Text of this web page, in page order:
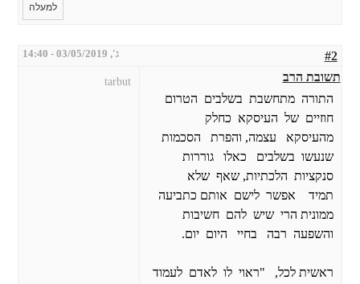
למעלה
ג', 03/05/2019 - 14:40 #2
tarbut
תשובת הרב
התורה מתחשבת בשלבים הטרום
חוזיים של העיסקא כחלק
מהעיסקא עצמה, והפרת הסכמות
שנעשו בשלבים כאלו גוררות
סנקציות הלכתיות, שאף שלא
תמיד אפשר לישם אותם כתביעה
ממונית הרי שיש להם חשיבות
והשפעה רבה בחיי היום יום.
ראשית לכל, "ראוי לו לאדם לעמוד